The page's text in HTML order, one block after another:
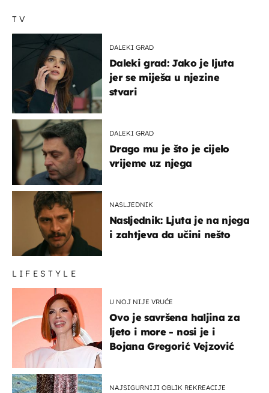
TV
DALEKI GRAD
Daleki grad: Jako je ljuta
jer se miješa u njezine
stvari
DALEKI GRAD
Drago mu je što je cijelo
vrijeme uz njega
NASLJEDNIK
Nasljednik: Ljuta je na njega
i zahtjeva da učini nešto
LIFESTYLE
U NOJ NIJE VRUĆE
Ovo je savršena haljina za
ljeto i more - nosi je i
Bojana Gregorić Vejzović
NAJSIGURNIJI OBLIK REKREACIJE